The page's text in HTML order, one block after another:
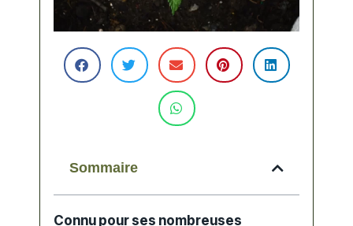
Sommaire
Connu pour ses nombreuses